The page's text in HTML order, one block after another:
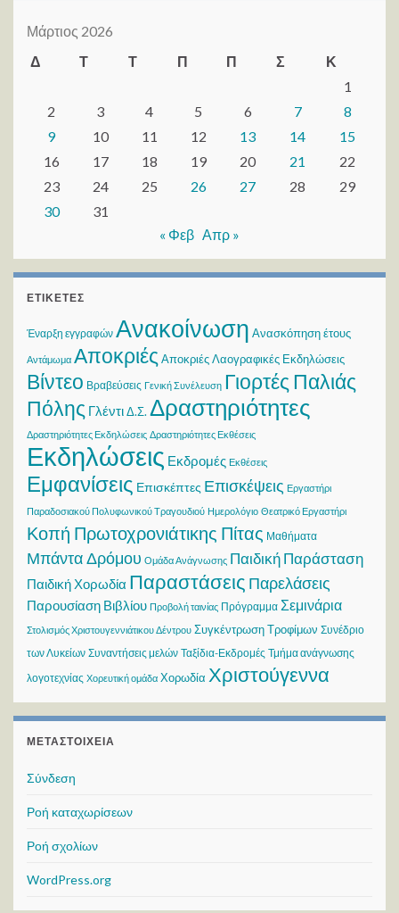
Μάρτιος 2026
Δ
Τ Τ Π Π Σ
Κ
1
2
3 4 5 6 7
8
9
10 11 12 13 14
15
16
17 18 19 20 21
22
23
24 25 26 27 28
29
30
31
« Φεβ Απρ »
ΕΤΙΚΈΤΕΣ
Έναρξη εγγραφών Ανακοίνωση Ανασκόπηση έτους
Αντάμωμα Αποκριές Αποκριές Λαογραφικές Εκδηλώσεις
Βίντεο Βραβεύσεις Γενική Συνέλευση Γιορτές Παλιάς
Πόλης ΓλέντιΔ.Σ.Δραστηριότητες
Δραστηριότητες Εκδηλώσεις Δραστηριότητες Εκθέσεις
Εκδηλώσεις Εκδρομές Εκθέσεις
Εμφανίσεις Επισκέπτες Επισκέψεις Εργαστήρι
Παραδοσιακού Πολυφωνικού Τραγουδιού Ημερολόγιο Θεατρικό Εργαστήρι
Κοπή Πρωτοχρονιάτικης Πίτας Μαθήματα
Μπάντα Δρόμου Ομάδα Ανάγνωσης Παιδική Παράσταση
Παιδική Χορωδία Παραστάσεις Παρελάσεις
Παρουσίαση Βιβλίου Προβολή ταινίας Πρόγραμμα Σεμινάρια
Στολισμός Χριστουγεννιάτικου Δέντρου Συγκέντρωση Τροφίμων Συνέδριο
των Λυκείων Συναντήσεις μελών Ταξίδια-Εκδρομές Τμήμα ανάγνωσης
λογοτεχνίας Χορευτική ομάδα Χορωδία Χριστούγεννα
ΜΕΤΑΣΤΟΙΧΕΊΑ
Σύνδεση
Ροή καταχωρίσεων
Ροή σχολίων
WordPress.org